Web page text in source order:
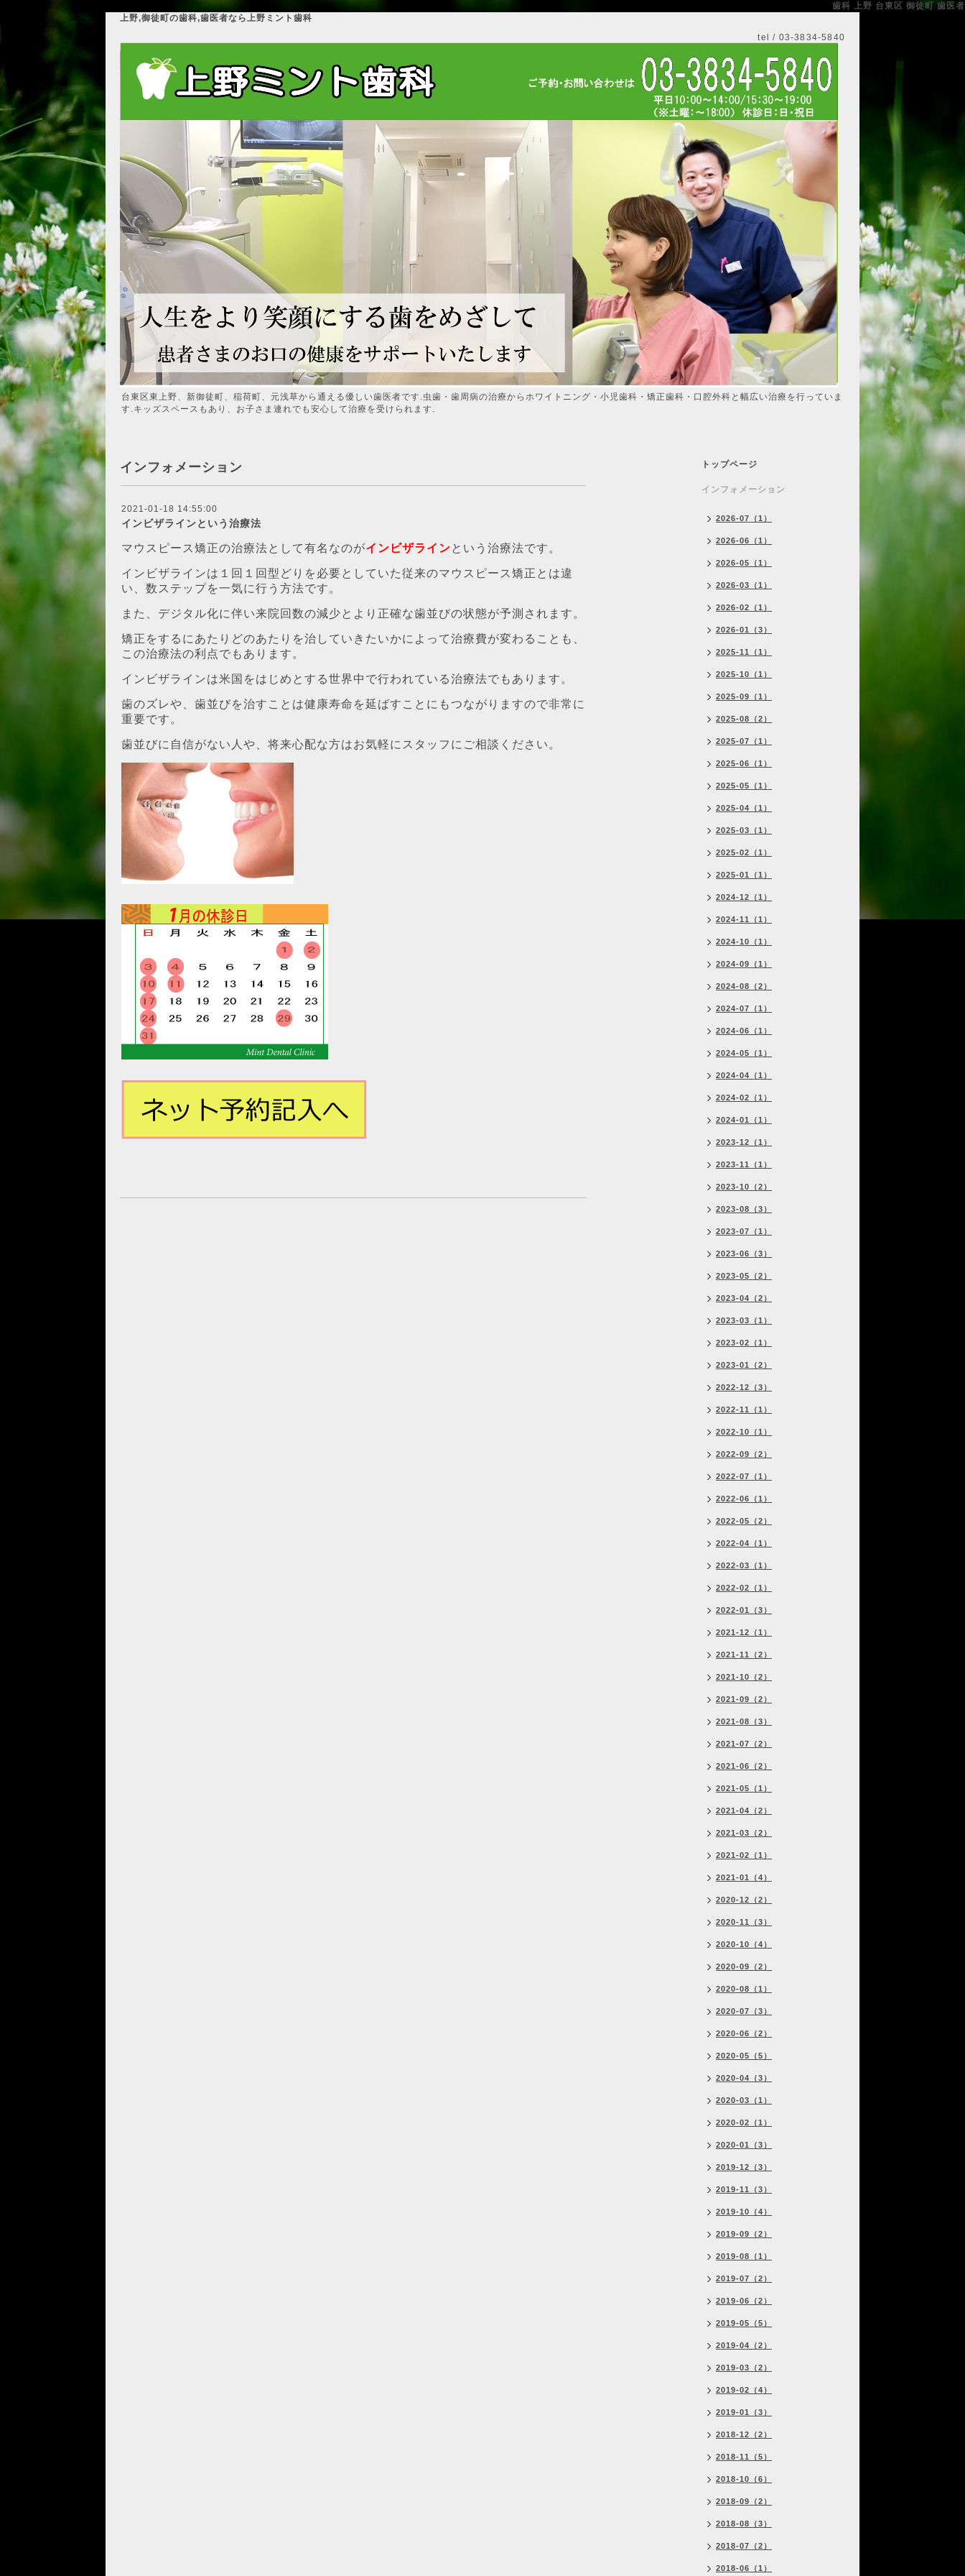
歯科 上野 台東区 御徒町 歯医者
上野,御徒町の歯科,歯医者なら上野ミント歯科
tel / 03-3834-5840
台東区東上野、新御徒町、稲荷町、元浅草から通える優しい歯医者です.虫歯・歯周病の治療からホワイトニング・小児歯科・矯正歯科・口腔外科と幅広い治療を行っていま
す.キッズスペースもあり、お子さま連れでも安心して治療を受けられます.
インフォメーション
2021-01-18 14:55:00
インビザラインという治療法
マウスピース矯正の治療法として有名なのがインビザラインという治療法です。
インビザラインは１回１回型どりを必要としていた従来のマウスピース矯正とは違
い、数ステップを一気に行う方法です。
また、デジタル化に伴い来院回数の減少とより正確な歯並びの状態が予測されます。
矯正をするにあたりどのあたりを治していきたいかによって治療費が変わることも、
この治療法の利点でもあります。
インビザラインは米国をはじめとする世界中で行われている治療法でもあります。
歯のズレや、歯並びを治すことは健康寿命を延ばすことにもつながりますので非常に
重要です。
歯並びに自信がない人や、将来心配な方はお気軽にスタッフにご相談ください。
トップページ
インフォメーション
2026-07（1）
2026-06（1）
2026-05（1）
2026-03（1）
2026-02（1）
2026-01（3）
2025-11（1）
2025-10（1）
2025-09（1）
2025-08（2）
2025-07（1）
2025-06（1）
2025-05（1）
2025-04（1）
2025-03（1）
2025-02（1）
2025-01（1）
2024-12（1）
2024-11（1）
2024-10（1）
2024-09（1）
2024-08（2）
2024-07（1）
2024-06（1）
2024-05（1）
2024-04（1）
2024-02（1）
2024-01（1）
2023-12（1）
2023-11（1）
2023-10（2）
2023-08（3）
2023-07（1）
2023-06（3）
2023-05（2）
2023-04（2）
2023-03（1）
2023-02（1）
2023-01（2）
2022-12（3）
2022-11（1）
2022-10（1）
2022-09（2）
2022-07（1）
2022-06（1）
2022-05（2）
2022-04（1）
2022-03（1）
2022-02（1）
2022-01（3）
2021-12（1）
2021-11（2）
2021-10（2）
2021-09（2）
2021-08（3）
2021-07（2）
2021-06（2）
2021-05（1）
2021-04（2）
2021-03（2）
2021-02（1）
2021-01（4）
2020-12（2）
2020-11（3）
2020-10（4）
2020-09（2）
2020-08（1）
2020-07（3）
2020-06（2）
2020-05（5）
2020-04（3）
2020-03（1）
2020-02（1）
2020-01（3）
2019-12（3）
2019-11（3）
2019-10（4）
2019-09（2）
2019-08（1）
2019-07（2）
2019-06（2）
2019-05（5）
2019-04（2）
2019-03（2）
2019-02（4）
2019-01（3）
2018-12（2）
2018-11（5）
2018-10（6）
2018-09（2）
2018-08（3）
2018-07（2）
2018-06（1）